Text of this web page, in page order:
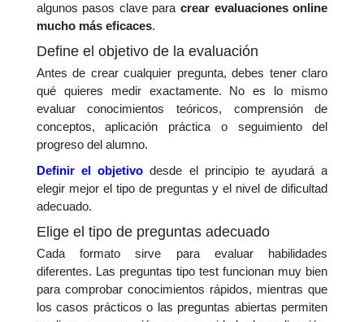
algunos pasos clave para crear evaluaciones online
mucho más eficaces.
Define el objetivo de la evaluación
Antes de crear cualquier pregunta, debes tener claro
qué quieres medir exactamente. No es lo mismo
evaluar conocimientos teóricos, comprensión de
conceptos, aplicación práctica o seguimiento del
progreso del alumno.
Definir el objetivo desde el principio te ayudará a
elegir mejor el tipo de preguntas y el nivel de dificultad
adecuado.
Elige el tipo de preguntas adecuado
Cada formato sirve para evaluar habilidades
diferentes. Las preguntas tipo test funcionan muy bien
para comprobar conocimientos rápidos, mientras que
los casos prácticos o las preguntas abiertas permiten